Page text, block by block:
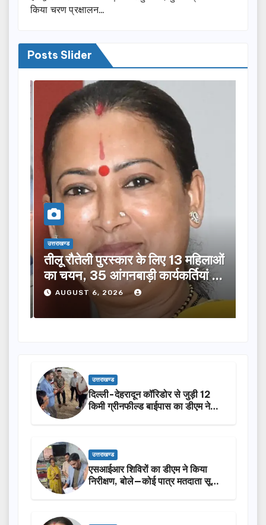
किया चरण प्रक्षालन…
Posts Slider
उत्तराखण्ड
तीलू रौतेली पुरस्कार के लिए 13 महिलाओं
का चयन, 35 आंगनबाड़ी कार्यकर्तियां भी
होंगी सम्मानित…
AUGUST 6, 2026
उत्तराखण्ड
दिल्ली-देहरादून कॉरिडोर से जुड़ी 12
किमी ग्रीनफील्ड बाईपास का डीएम ने
उत्तराखण्ड
एसआईआर शिविरों का डीएम ने किया
निरीक्षण, बोले—कोई पात्र मतदाता सूची